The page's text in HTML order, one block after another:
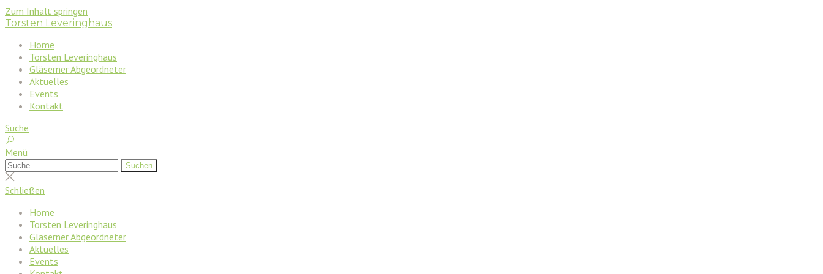
Zum Inhalt springen
Torsten Leveringhaus
Home
Torsten Leveringhaus
Gläserner Abgeordneter
Aktuelles
Events
Kontakt
Suche
Menü
Suchen
nach:
Suchen
Suche
schließen
Schließen
Home
Torsten Leveringhaus
Gläserner Abgeordneter
Aktuelles
Events